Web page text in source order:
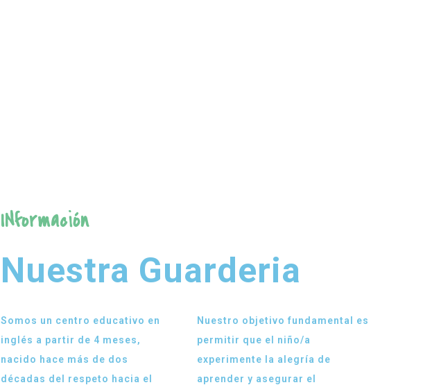
INformación
Nuestra Guarderia
Somos un centro educativo en
inglés a partir de 4 meses,
nacido hace más de dos
décadas del respeto hacia el
Nuestro objetivo fundamental es
permitir que el niño/a
experimente la alegría de
aprender y asegurar el